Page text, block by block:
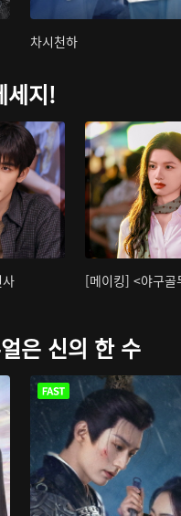
차시천하
세지!
[메이킹] <야구골
은 신의 한 수